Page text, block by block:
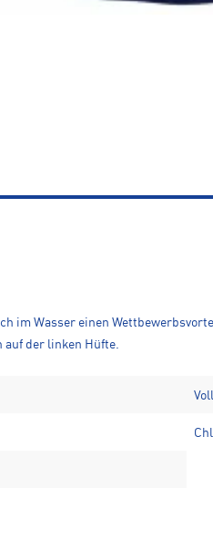
im Wasser einen
auf der linken Hüfte.